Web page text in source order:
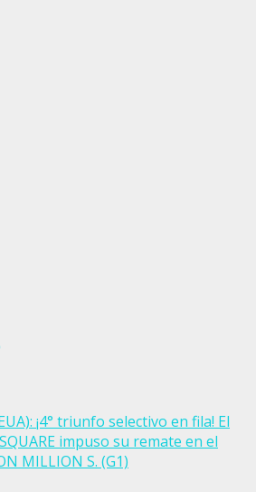
¡4° triunfo selectivo en fila! El
impuso su remate en el
MILLION S. (G1)